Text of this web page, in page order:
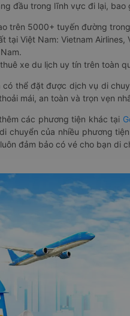
đầu trong lĩnh vực đi lại, bao
trên 5000+ tuyến đường
tại Việt Nam: Vietnam
xe du lịch uy tín trên toàn
thể đặt được dịch vụ di
mái, an toàn và trọn vẹn
các phương tiện khác tại
chuyển của nhiều phương
đảm bảo có vé cho bạn di